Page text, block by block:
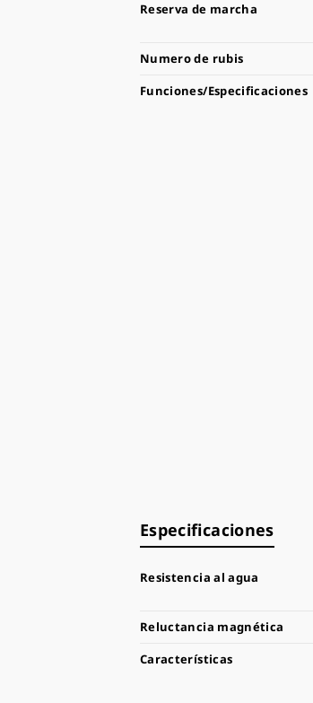
Reserva de marcha
Numero de rubis
Funciones/Especificaciones
Especificaciones
Resistencia al agua
Reluctancia magnética
Características